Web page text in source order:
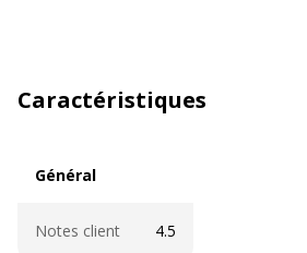
Caractéristiques
Général
Notes client 4.5